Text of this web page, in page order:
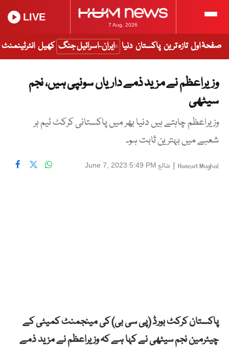
7 Aug, 2026
LIVE
صفحۂ اول تازہ ترین پاکستان دنیا ایران-اسرائیل جنگ کھیل انٹرٹینمنٹ
وزیراعظم نے مزید ذمے داریاں سونپی ہیں، نجم
سیٹھی
وزیراعظم چاہتے ہیں دنیا بھر میں پاکستانی کرکٹ ٹیم ہر
شعبے میں بہترین ثابت ہو۔
Hasnat Mughal
| شائع June 7, 2023 5:49 PM
پاکستان کرکٹ بورڈ (پی سی بی) کی مینجمنٹ کمیٹی کے
چیئرمین نجم سیٹھی نے کہا ہے کہ وزیراعظم نے مزید ذمے